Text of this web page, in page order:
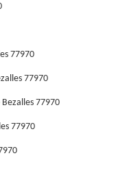
77970
77970
77970
77970